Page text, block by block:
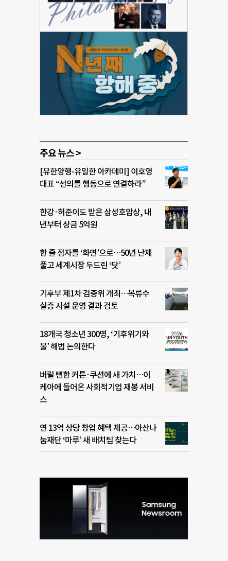
주요 뉴스 >
[유한양행-유일한 아카데미] 이호영
대표 “선의를 행동으로 연결하라”
한강·허준이도 받은 삼성호암상, 내
년부터 상금 5억원
한 줄 점자를 ‘화면’으로…50년 난제
풀고 세계시장 두드린 ‘닷’
기후부 제1차 검증위 개최…복류수
실증 시설 운영 결과 검토
18개국 청소년 300명, ‘기후위기와
물’ 해법 논의한다
버릴 뻔한 커튼·쿠션에 새 가치…이
케아에 들어온 사회적기업 재봉 서비
스
연 13억 상당 창업 혜택 제공…아산나
눔재단 ‘마루’ 새 배치팀 찾는다